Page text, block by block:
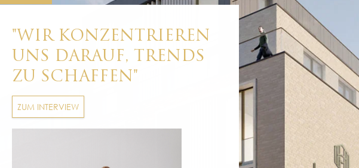
"WIR KONZENTRIEREN
UNS DARAUF, TRENDS
ZU SCHAFFEN"
ZUM INTERVIEW